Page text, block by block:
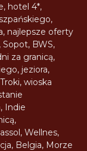
, hotel 4*,
,
, najlepsze oferty
,Sopot, BWS,
za granicą,
, jeziora,
Troki,wioska
, Indie
,
,Wellnes,
, Belgia, Morze